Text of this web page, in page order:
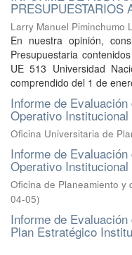
PRESUPUESTARIOS
Larry Manuel Piminchumo
En nuestra opinión,
Presupuestaria
UE 513 Universidad
comprendido del 1 de
Informe de
Operativo Institucional
Oficina Universitaria de
Informe de
Operativo Institucional
Oficina de Planeamiento y
04-05)
Informe de
Plan Estratégico